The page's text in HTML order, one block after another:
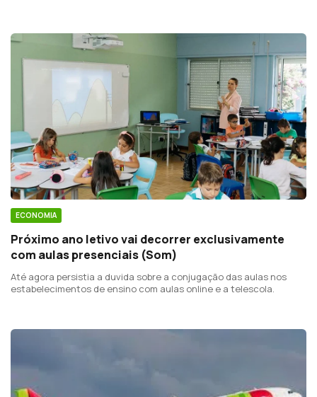
ECONOMIA
Próximo ano letivo vai decorrer exclusivamente
com aulas presenciais (Som)
Até agora persistia a duvida sobre a conjugação das aulas nos
estabelecimentos de ensino com aulas online e a telescola.